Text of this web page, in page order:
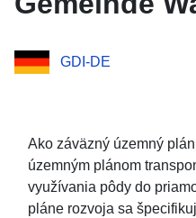
Basdorf, 2.
doplňujúci
GDI-DE
Ako záväzný územný
územným plánom
využívania pôdy do
pláne rozvoja sa